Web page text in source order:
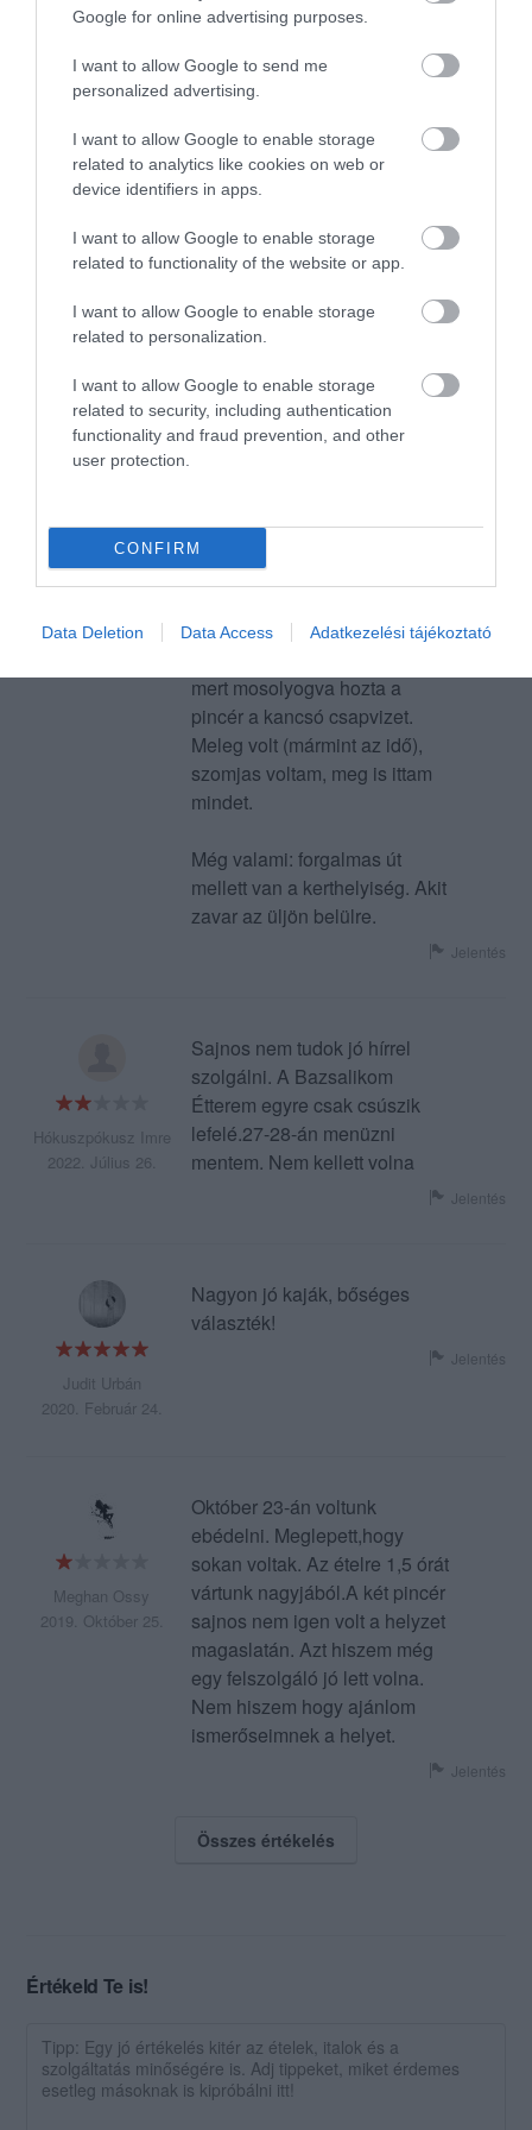
Google for online advertising purposes.
I want to allow Google to send me
personalized advertising.
I want to allow Google to enable storage
related to analytics like cookies on web or
device identifiers in apps.
I want to allow Google to enable storage
related to functionality of the website or app.
I want to allow Google to enable storage
related to personalization.
I want to allow Google to enable storage
related to security, including authentication
functionality and fraud prevention, and other
user protection.
CONFIRM
Data Deletion Data Access Adatkezelési tájékoztató
2022. Július 26.
Menüt rendeltem: karfiolleves,
és borzaska
hasábburgonyával.
volt. De a második fogás
tejföllel-sajttal toppingolt
rántotthús volt, ami nálam nem
borzaska... Nem erre
számítottam, de 1650 forintért
A pluszba elvitelre kért
sültcsülkös sztrapacskára
nincsenek szavak. Tejföllel
kikevert nokedli, rajta két
nagy durranás, és tekintve az
árát -- nehezen gyűrtem le.
mert mosolyogva hozta a
pincér a kancsó csapvizet.
Meleg volt (mármint az idő),
szomjas voltam, meg is ittam
mindet.
Még valami: forgalmas út
mellett van a kerthelyiség. Akit
zavar az üljön belülre.
Jelentés
Hókuszpókusz Imre
2022. Július 26.
Sajnos nem tudok jó hírrel
szolgálni. A Bazsalikom
Étterem egyre csak csúszik
lefelé.27-28-án menüzni
mentem. Nem kellett volna
Jelentés
Judit Urbán
2020. Február 24.
Nagyon jó kaják, bőséges
választék!
Jelentés
Meghan Ossy
2019. Október 25.
Október 23-án voltunk
ebédelni. Meglepett,hogy
sokan voltak. Az ételre 1,5 órát
vártunk nagyjából.A két pincér
sajnos nem igen volt a helyzet
magaslatán. Azt hiszem még
egy felszolgáló jó lett volna.
Nem hiszem hogy ajánlom
ismerőseimnek a helyet.
Jelentés
Összes értékelés
Értékeld Te is!